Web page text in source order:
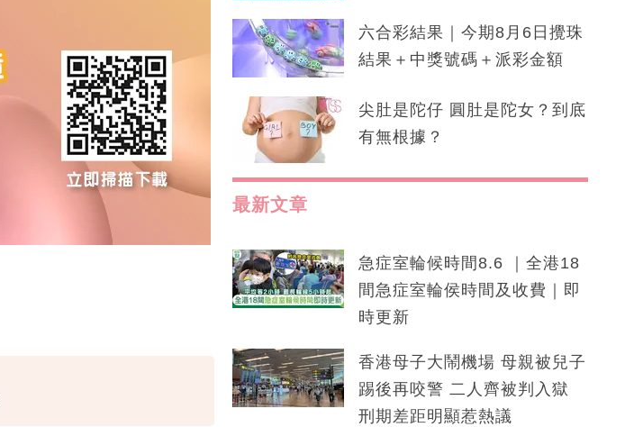
六合彩結果｜今期8月6日攪珠
結果＋中獎號碼＋派彩金額
尖肚是陀仔 圓肚是陀女？到底
有無根據？
最新文章
急症室輪候時間8.6 ｜全港18
間急症室輪侯時間及收費｜即
時更新
香港母子大鬧機場 母親被兒子
踢後再咬警 二人齊被判入獄
刑期差距明顯惹熱議